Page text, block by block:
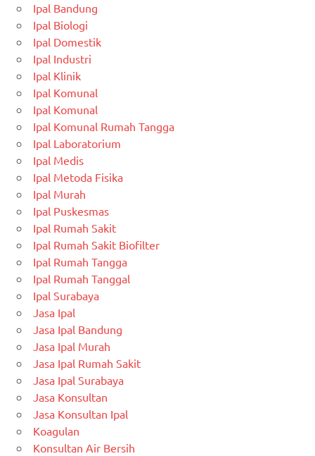
Ipal Bandung
Ipal Biologi
Ipal Domestik
Ipal Industri
Ipal Klinik
Ipal Komunal
Ipal Komunal
Ipal Komunal Rumah Tangga
Ipal Laboratorium
Ipal Medis
Ipal Metoda Fisika
Ipal Murah
Ipal Puskesmas
Ipal Rumah Sakit
Ipal Rumah Sakit Biofilter
Ipal Rumah Tangga
Ipal Rumah Tanggal
Ipal Surabaya
Jasa Ipal
Jasa Ipal Bandung
Jasa Ipal Murah
Jasa Ipal Rumah Sakit
Jasa Ipal Surabaya
Jasa Konsultan
Jasa Konsultan Ipal
Koagulan
Konsultan Air Bersih